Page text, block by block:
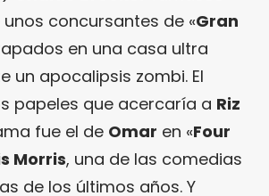
concursantes de «Gran
en una casa ultra
un apocalipsis zombi. El
papeles que acercaría a Riz
fue el de Omar en «Four
Morris, una de las comedias
de los últimos años. Y